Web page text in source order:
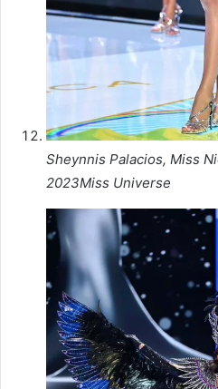
Sheynnis Palacios, Miss
2023Miss Universe